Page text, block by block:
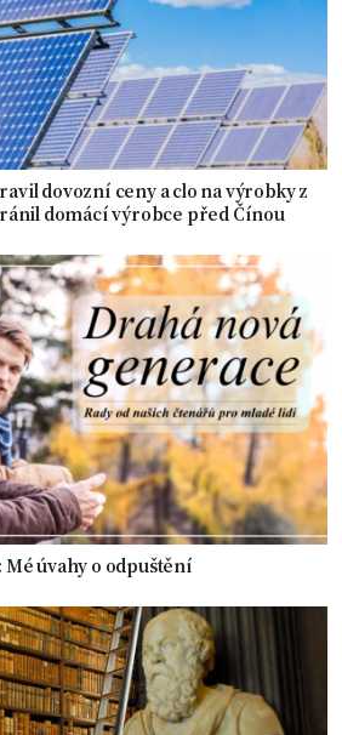
dovozní ceny a clo na výrobky z
domácí výrobce před Čínou
úvahy o odpuštění